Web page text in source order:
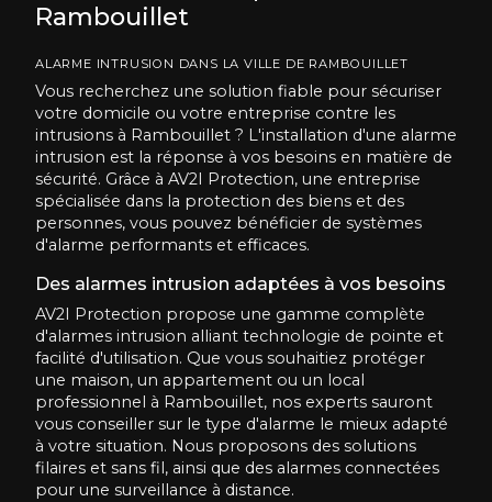
Rambouillet
ALARME INTRUSION DANS LA VILLE DE RAMBOUILLET
Vous recherchez une solution fiable pour sécuriser
votre domicile ou votre entreprise contre les
intrusions à Rambouillet ? L'installation d'une alarme
intrusion est la réponse à vos besoins en matière de
sécurité. Grâce à AV2I Protection, une entreprise
spécialisée dans la protection des biens et des
personnes, vous pouvez bénéficier de systèmes
d'alarme performants et efficaces.
Des alarmes intrusion adaptées à vos besoins
AV2I Protection propose une gamme complète
d'alarmes intrusion alliant technologie de pointe et
facilité d'utilisation. Que vous souhaitiez protéger
une maison, un appartement ou un local
professionnel à Rambouillet, nos experts sauront
vous conseiller sur le type d'alarme le mieux adapté
à votre situation. Nous proposons des solutions
filaires et sans fil, ainsi que des alarmes connectées
pour une surveillance à distance.